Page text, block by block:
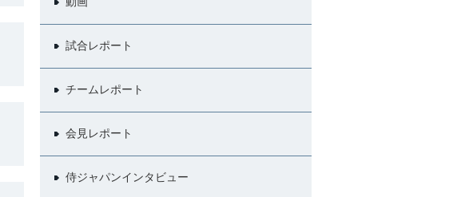
試合レポート
チームレポート
会見レポート
侍ジャパンインタビュー